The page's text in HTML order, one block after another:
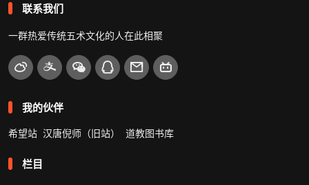
联系我们
一群热爱传统五术文化的人在此相聚
我的伙伴
希望站 汉唐倪师（旧站） 道教图书库
栏目